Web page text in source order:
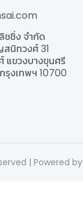
ชชิ่ง จำกัด
นิทวงศ์ 31
ขวงบางขุนศรี
รุงเทพฯ 10700
| Powered by